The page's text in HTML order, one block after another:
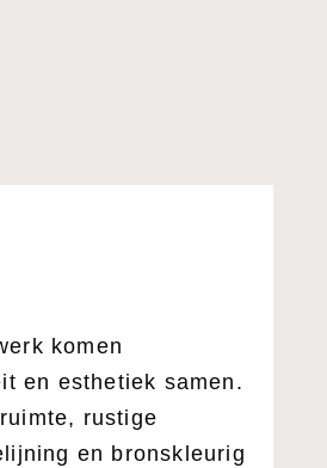
komen
en esthetiek samen.
rustige
en bronskleurig